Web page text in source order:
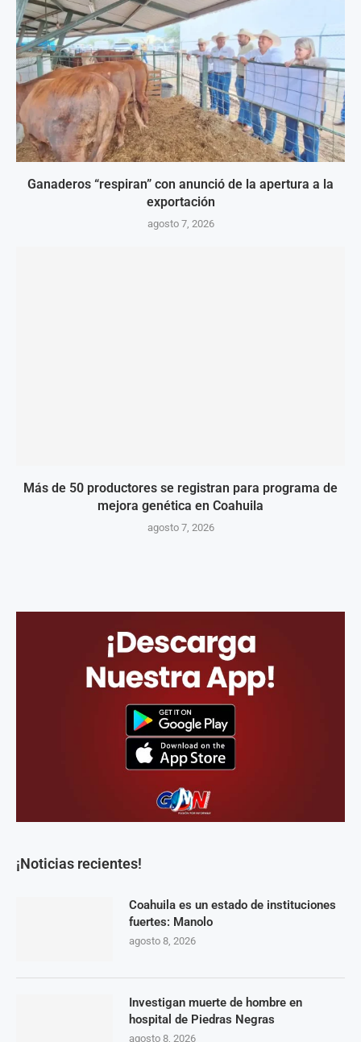
Ganaderos “respiran” con anunció de la apertura a la
exportación
agosto 7, 2026
Más de 50 productores se registran para programa de
mejora genética en Coahuila
agosto 7, 2026
¡Noticias recientes!
Coahuila es un estado de instituciones
fuertes: Manolo
agosto 8, 2026
Investigan muerte de hombre en
hospital de Piedras Negras
agosto 8, 2026